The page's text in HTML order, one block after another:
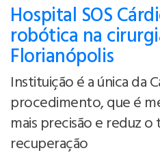
Hospital SOS
robótica na
Florianópolis
Instituição é a única da
procedimento, que é
mais precisão e reduz
recuperação